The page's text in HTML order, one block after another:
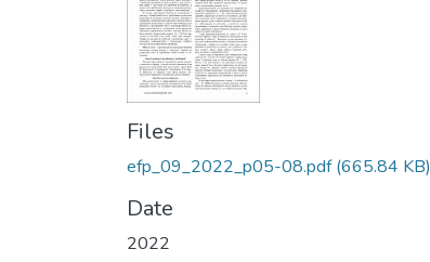
Files
efp_09_2022_p05-08.pdf(665.84 KB)
Date
2022